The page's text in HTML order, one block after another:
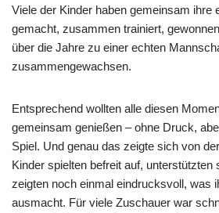
Viele der Kinder haben gemeinsam ihre
gemacht, zusammen trainiert,
über die Jahre zu einer echten
zusammengewachsen.
Entsprechend wollten alle diesen
gemeinsam genießen – ohne Druck,
Spiel. Und genau das zeigte sich von
Kinder spielten befreit auf, unterstützten
zeigten noch einmal eindrucksvoll, was
ausmacht. Für viele Zuschauer war